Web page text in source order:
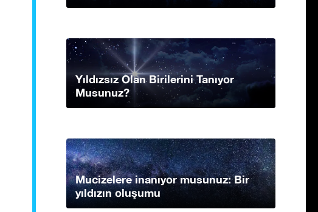
Yıldızsız Olan Birilerini Tanıyor
Musunuz?
Mucizelere inanıyor musunuz: Bir
yıldızın oluşumu